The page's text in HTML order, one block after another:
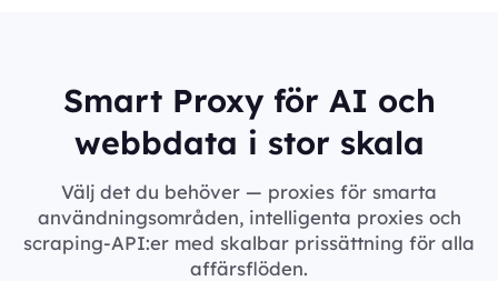
Smart Proxy för AI och
webbdata i stor skala
Välj det du behöver — proxies för smarta
användningsområden, intelligenta proxies och
scraping-API:er med skalbar prissättning för alla
affärsflöden.